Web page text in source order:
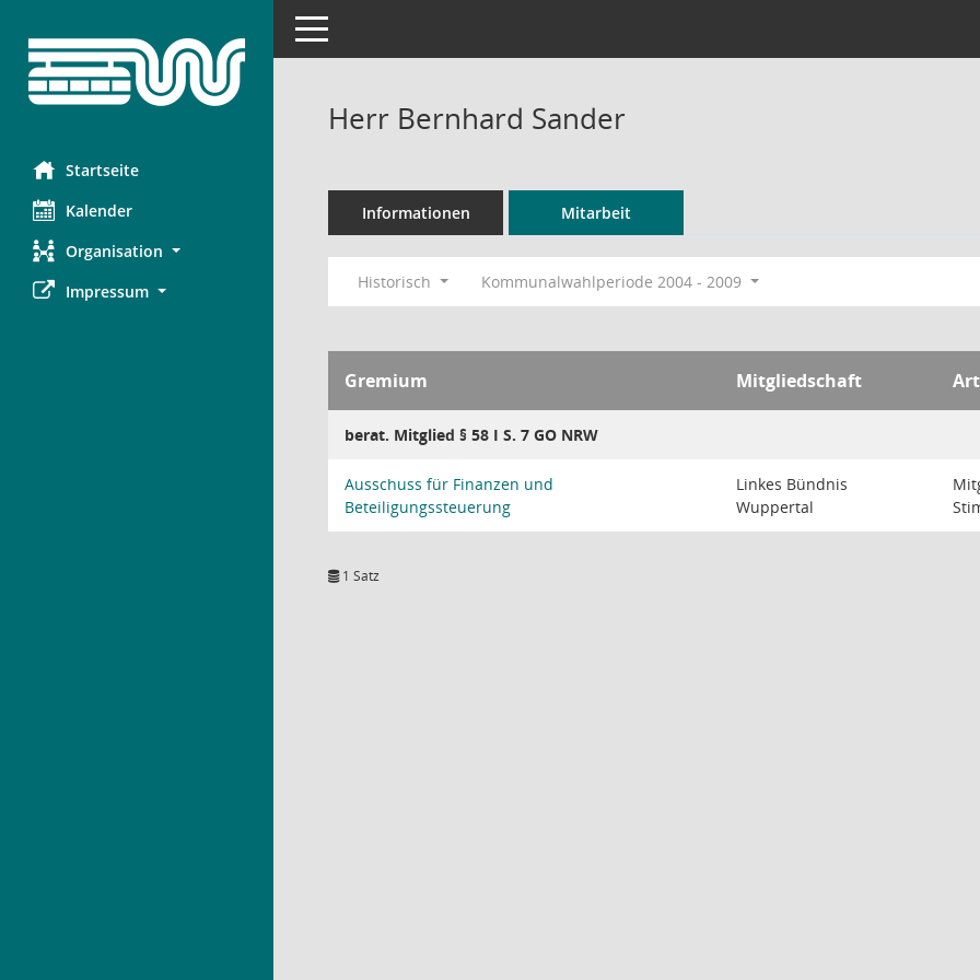
Startseite
Kalender
Organisation
Impressum
Toggle navigation
Herr Bernhard Sander
Informationen Mitarbeit
Historisch Kommunalwahlperiode 2004 - 2009
Gremium Mitgliedschaft
berat. Mitglied § 58 I S. 7 GO NRW
Ausschuss für Finanzen und
Beteiligungssteuerung
Linkes Bündnis
Wuppertal
1 Satz